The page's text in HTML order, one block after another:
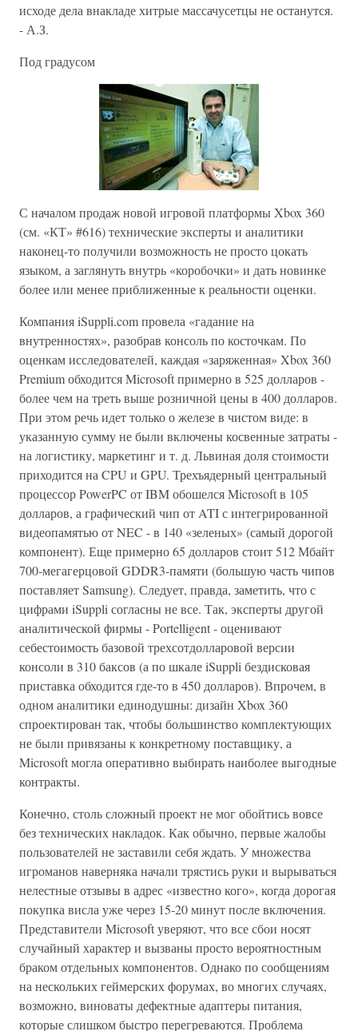
исходе дела внакладе хитрые массачусетцы не останутся.
- А.З.
Под градусом
С началом продаж новой игровой платформы Xbox 360
(см. «КТ» #616) технические эксперты и аналитики
наконец-то получили возможность не просто цокать
языком, а заглянуть внутрь «коробочки» и дать новинке
более или менее приближенные к реальности оценки.
Компания iSuppli.com провела «гадание на
внутренностях», разобрав консоль по косточкам. По
оценкам исследователей, каждая «заряженная» Xbox 360
Premium обходится Microsoft примерно в 525 долларов -
более чем на треть выше розничной цены в 400 долларов.
При этом речь идет только о железе в чистом виде: в
указанную сумму не были включены косвенные затраты -
на логистику, маркетинг и т. д. Львиная доля стоимости
приходится на CPU и GPU. Трехъядерный центральный
процессор PowerPC от IBM обошелся Microsoft в 105
долларов, а графический чип от ATI с интегрированной
видеопамятью от NEC - в 140 «зеленых» (самый дорогой
компонент). Еще примерно 65 долларов стоит 512 Мбайт
700-мегагерцовой GDDR3-памяти (большую часть чипов
поставляет Samsung). Следует, правда, заметить, что с
цифрами iSuppli согласны не все. Так, эксперты другой
аналитической фирмы - Portelligent - оценивают
себестоимость базовой трехсотдолларовой версии
консоли в 310 баксов (а по шкале iSuppli бездисковая
приставка обходится где-то в 450 долларов). Впрочем, в
одном аналитики единодушны: дизайн Xbox 360
спроектирован так, чтобы большинство комплектующих
не были привязаны к конкретному поставщику, а
Microsoft могла оперативно выбирать наиболее выгодные
контракты.
Конечно, столь сложный проект не мог обойтись вовсе
без технических накладок. Как обычно, первые жалобы
пользователей не заставили себя ждать. У множества
игроманов наверняка начали трястись руки и вырываться
нелестные отзывы в адрес «известно кого», когда дорогая
покупка висла уже через 15-20 минут после включения.
Представители Microsoft уверяют, что все сбои носят
случайный характер и вызваны просто вероятностным
браком отдельных компонентов. Однако по сообщениям
на нескольких геймерских форумах, во многих случаях,
возможно, виноваты дефектные адаптеры питания,
которые слишком быстро перегреваются. Проблема